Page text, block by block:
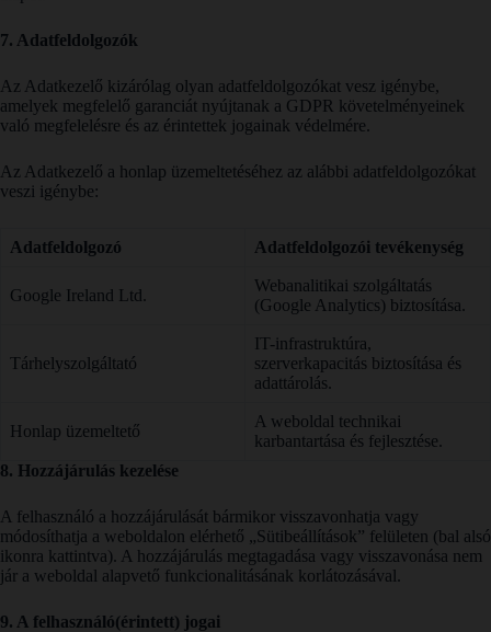
7. Adatfeldolgozók
Az Adatkezelő kizárólag olyan adatfeldolgozókat vesz igénybe,
amelyek megfelelő garanciát nyújtanak a GDPR követelményeinek
való megfelelésre és az érintettek jogainak védelmére.
Az Adatkezelő a honlap üzemeltetéséhez az alábbi adatfeldolgozókat
veszi igénybe:
Adatfeldolgozó Adatfeldolgozói tevékenység
Google Ireland Ltd.
Webanalitikai szolgáltatás
(Google Analytics) biztosítása.
Tárhelyszolgáltató
IT-infrastruktúra,
szerverkapacitás biztosítása és
adattárolás.
Honlap üzemeltető
A weboldal technikai
karbantartása és fejlesztése.
8. Hozzájárulás kezelése
A felhasználó a hozzájárulását bármikor visszavonhatja vagy
módosíthatja a weboldalon elérhető „Sütibeállítások” felületen (bal alsó
ikonra kattintva). A hozzájárulás megtagadása vagy visszavonása nem
jár a weboldal alapvető funkcionalitásának korlátozásával.
9. A felhasználó(érintett) jogai